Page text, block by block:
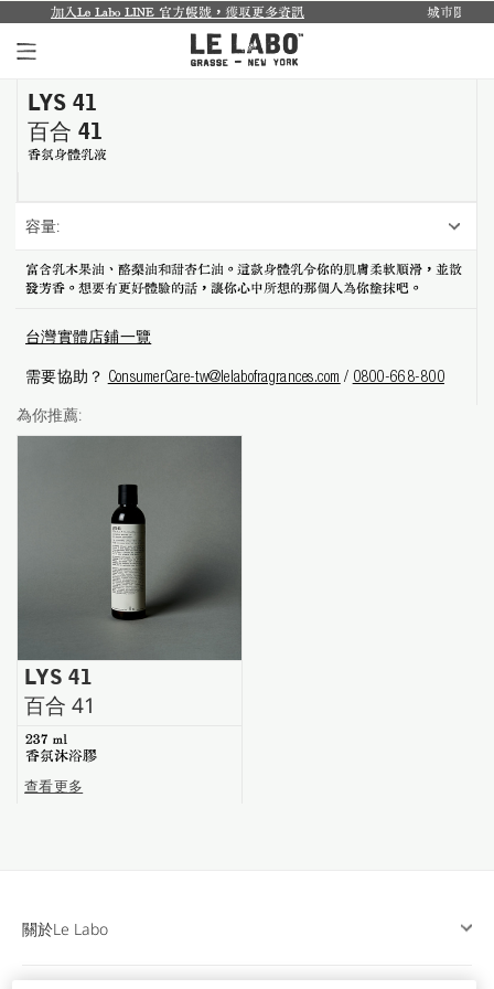
個人香氛系列
室內香氛系列
台南五福商店
Le Labo LINE 官方帳號，獲取更多資訊 城市限定系列回來了...
LYS 41
百合 41
香氛身體乳液
容量:
富含乳木果油、酪梨油和甜杏仁油。這款身體乳令你的肌膚柔軟順滑，並散
發芳香。想要有更好體驗的話，讓你心中所想的那個人為你塗抹吧。
台灣實體店鋪一覽
需要協助？ ConsumerCare-tw@lelabofragrances.com / 0800-668-800
為你推薦:
LYS 41
百合 41
237 ml
香氛沐浴膠
查看更多
關於Le Labo